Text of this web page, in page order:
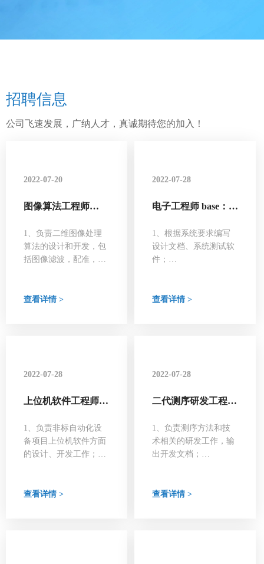
招聘信息
公司飞速发展，广纳人才，真诚期待您的加入！
2022-07-20
图像算法工程师
1、负责二维图像处理
算法的设计和开发，包
括图像滤波，配准，特
算法进行分类和识别，
查看详情 >
2022-07-28
电子工程师 base：北
1、根据系统要求编写
设计文档、系统测试软
件；
调试；
查看详情 >
2022-07-28
上位机软件工程师
1、负责非标自动化设
备项目上位机软件方面
的设计、开发工作；
的升级、bug修复、新
查看详情 >
2022-07-28
二代测序研发工程师
1、负责测序方法和技
术相关的研发工作，输
出开发文档；
现；
查看详情 >